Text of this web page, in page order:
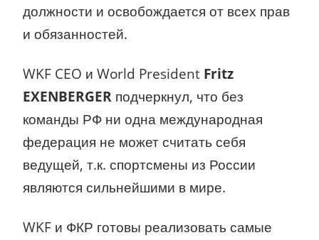
должности и освобождается от всех прав
и обязанностей.
WKF CEO и World President Fritz
EXENBERGER подчеркнул, что без
команды РФ ни одна международная
федерация не может считать себя
ведущей, т.к. спортсмены из России
являются сильнейшими в мире.
WKF и ФКР готовы реализовать самые